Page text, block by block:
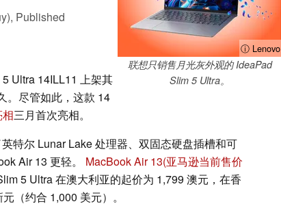
ⓘ Lenovo
联想只销售月光灰外观的 IdeaPad
Slim 5 Ultra。
Published
Ultra 14ILL11 上架其
。尽管如此，这款 14
三月首次亮相。
特尔 Lunar Lake 处理器、双固态硬盘插槽和可
Air 13 更轻。 MacBook Air 13(亚马逊当前售价
5 Ultra 在澳大利亚的起价为 1,799 澳元，在香
（约合 1,000 美元）。